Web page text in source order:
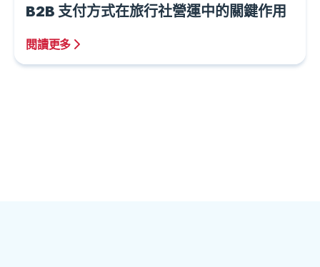
B2B 支付方式在旅行社營運中的關鍵作用
閱讀更多